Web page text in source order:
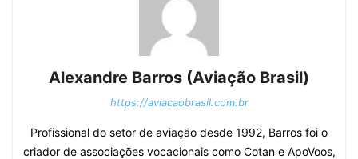
Alexandre Barros (Aviação Brasil)
https://aviacaobrasil.com.br
Profissional do setor de aviação desde 1992, Barros foi o
criador de associações vocacionais como Cotan e ApoVoos,